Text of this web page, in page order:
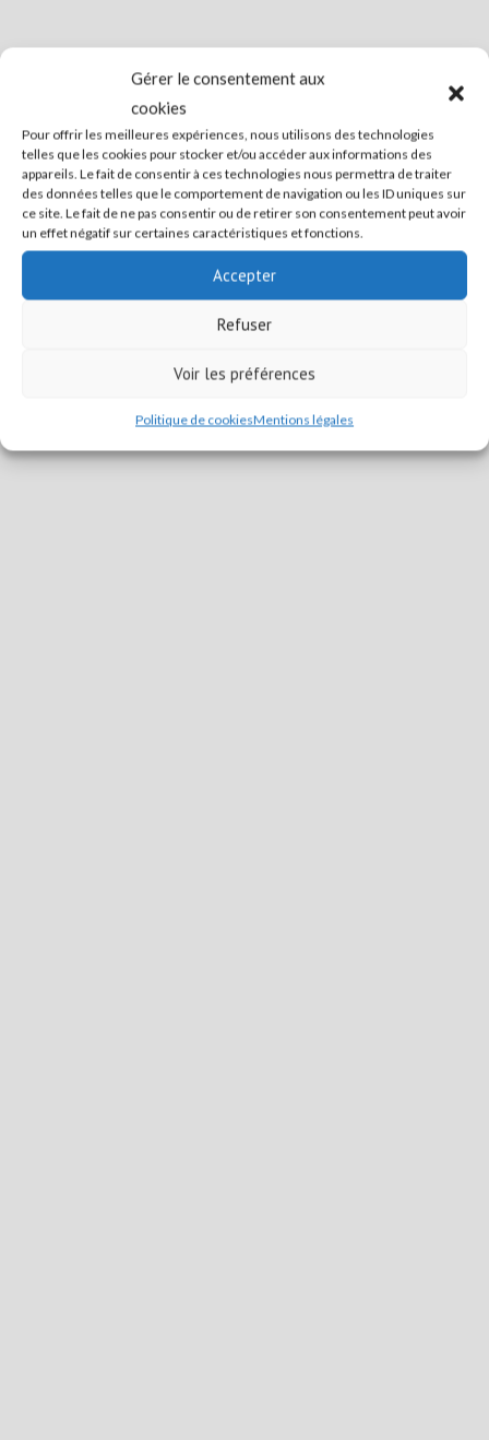
Gérer le consentement aux
cookies
Pour offrir les meilleures expériences, nous utilisons des technologies
telles que les cookies pour stocker et/ou accéder aux informations des
appareils. Le fait de consentir à ces technologies nous permettra de traiter
des données telles que le comportement de navigation ou les ID uniques sur
ce site. Le fait de ne pas consentir ou de retirer son consentement peut avoir
un effet négatif sur certaines caractéristiques et fonctions.
Accepter
Refuser
Voir les préférences
Politique de cookiesMentions légales